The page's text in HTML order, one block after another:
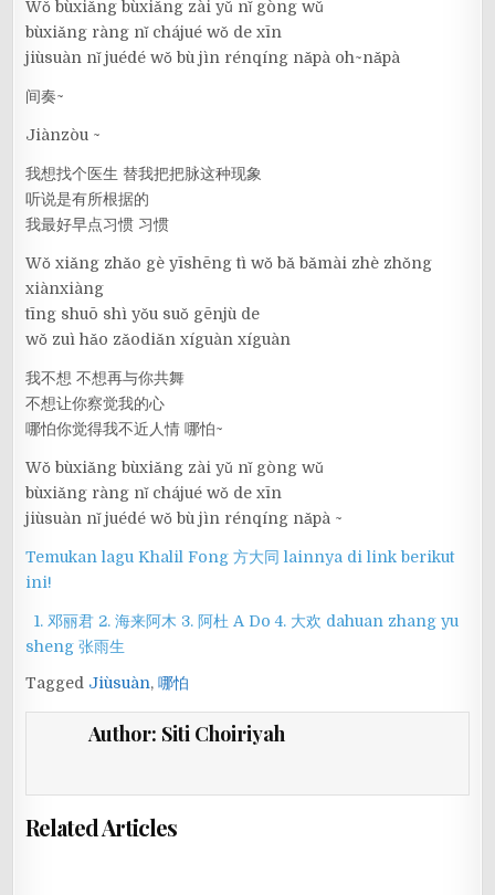
Wǒ bùxiǎng bùxiǎng zài yǔ nǐ gòng wǔ
bùxiǎng ràng nǐ chájué wǒ de xīn
jiùsuàn nǐ juédé wǒ bù jìn rénqíng nǎpà oh~nǎpà
间奏~
Jiànzòu ~
我想找个医生 替我把把脉这种现象
听说是有所根据的
我最好早点习惯 习惯
Wǒ xiǎng zhǎo gè yīshēng tì wǒ bǎ bǎmài zhè zhǒng
xiànxiàng
tīng shuō shì yǒu suǒ gēnjù de
wǒ zuì hǎo zǎodiǎn xíguàn xíguàn
我不想 不想再与你共舞
不想让你察觉我的心
哪怕你觉得我不近人情 哪怕~
Wǒ bùxiǎng bùxiǎng zài yǔ nǐ gòng wǔ
bùxiǎng ràng nǐ chájué wǒ de xīn
jiùsuàn nǐ juédé wǒ bù jìn rénqíng nǎpà ~
Temukan lagu Khalil Fong 方大同 lainnya di link berikut
ini!
1. 邓丽君 2. 海来阿木 3. 阿杜 A Do 4. 大欢 dahuan zhang yu
sheng 张雨生
Tagged Jiùsuàn,哪怕
Author: Siti Choiriyah
Related Articles